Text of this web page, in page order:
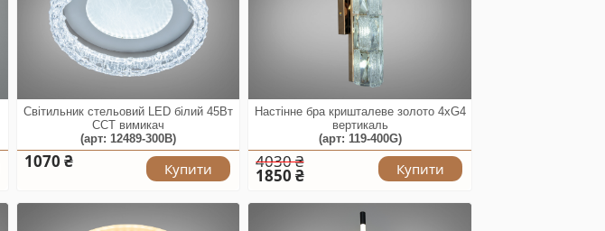
Світильник стельовий LED білий 45Вт
CCT вимикач
(арт: 12489-300B)
1070 ₴ Купити
Настінне бра кришталеве золото 4xG4
вертикаль
(арт: 119-400G)
4030 ₴
1850 ₴ Купити